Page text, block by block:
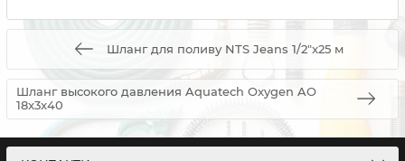
Шланг для поливу NTS Jeans 1/2"x25 м
Шланг высокого давления Aquatech Oxygen AO
18x3x40